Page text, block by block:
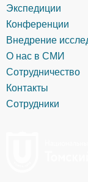
Экспедиции
Конференции
Внедрение
О нас в СМИ
Сотрудничество
Контакты
Сотрудники